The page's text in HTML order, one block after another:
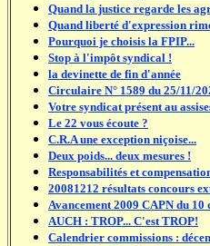
Quand la justice regarde les
Quand liberté d'expression
Pourquoi je choisis la FPIP...
Stop à l'impôt syndical !
la devinette de fin d'année
Circulaire N° 1589 du 25/11/
Votre syndicat présent au
Le 22 vous écoute ?
C.R.A une exception niçoise...
Deux poids... deux mesures !
Responsabilités et
20081212 résultats concours
Avancement 2009 CAPN du 10
AUCH : TROP... C'est TROP!
Calendrier commissions :